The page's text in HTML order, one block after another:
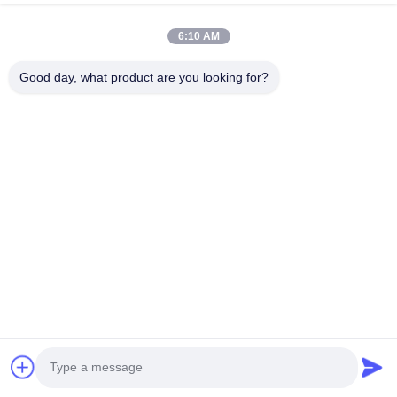
6:10 AM
Good day, what product are you looking for?